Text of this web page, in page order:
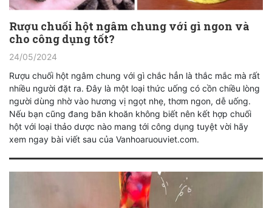
Rượu chuối hột ngâm chung với gì ngon và
cho công dụng tốt?
24/05/2024
Rượu chuối hột ngâm chung với gì chắc hẳn là thắc mắc mà rất
nhiều người đặt ra. Đây là một loại thức uống có cồn chiều lòng
người dùng nhờ vào hương vị ngọt nhẹ, thơm ngon, dễ uống.
Nếu bạn cũng đang băn khoăn không biết nên kết hợp chuối
hột với loại thảo dược nào mang tới công dụng tuyệt vời hãy
xem ngay bài viết sau của Vanhoaruouviet.com.